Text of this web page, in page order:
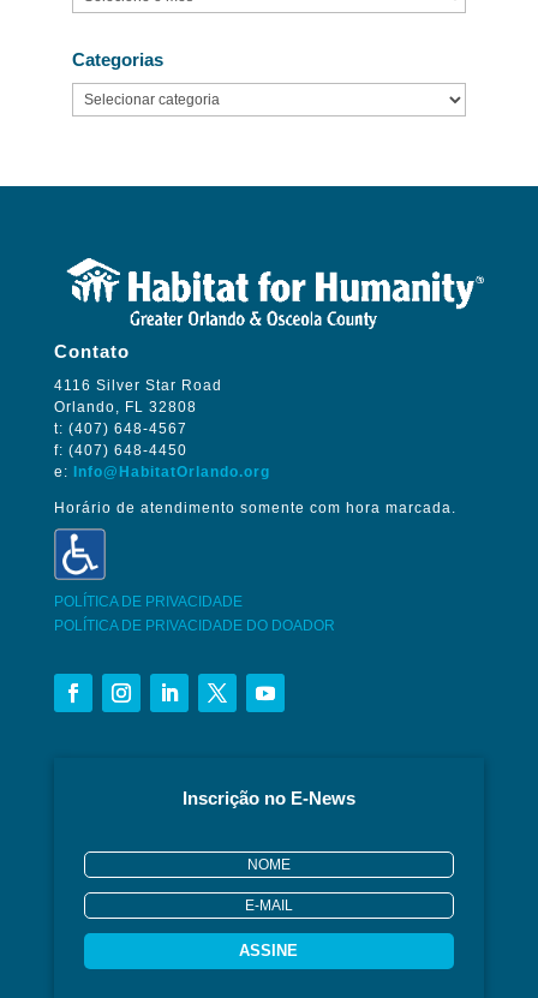
Categorias
Categorias
Contato
4116 Silver Star Road
Orlando, FL 32808
t: (407) 648-4567
f: (407) 648-4450
e: Info@HabitatOrlando.org
Horário de atendimento somente com hora marcada.
POLÍTICA DE PRIVACIDADE
POLÍTICA DE PRIVACIDADE DO DOADOR
Inscrição no E-News
ASSINE